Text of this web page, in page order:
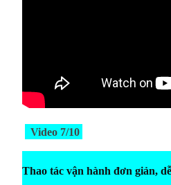
Video 7/10
Thao tác vận hành đơn giản,